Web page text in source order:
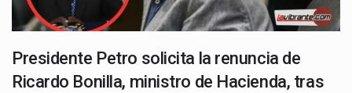
Presidente Petro solicita la renuncia de
Ricardo Bonilla, ministro de Hacienda, tras